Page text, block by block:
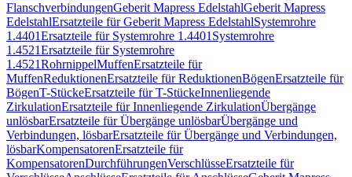
FlanschverbindungenGeberit Mapress EdelstahlGeberit Mapress
EdelstahlErsatzteile für Geberit Mapress EdelstahlSystemrohre
1.4401Ersatzteile für Systemrohre 1.4401 Systemrohre
1.4521Ersatzteile für Systemrohre
1.4521RohrnippelMuffenErsatzteile für
MuffenReduktionenErsatzteile für ReduktionenBögenErsatzteile für
BögenT-StückeErsatzteile für T-StückeInnenliegende
ZirkulationErsatzteile für Innenliegende ZirkulationÜbergänge
unlösbarErsatzteile für Übergänge unlösbarÜbergänge und
Verbindungen, lösbarErsatzteile für Übergänge und Verbindungen,
lösbarKompensatorenErsatzteile für
KompensatorenDurchführungenVerschlüsseErsatzteile für